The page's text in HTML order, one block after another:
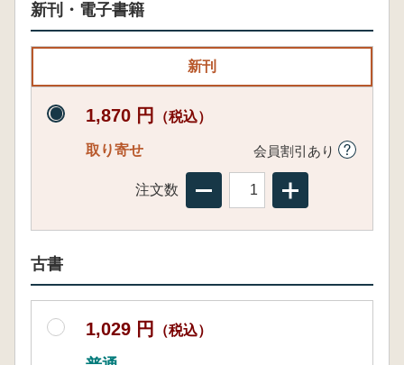
新刊・電子書籍
新刊
1,870 円 （税込）
取り寄せ 会員割引あり
注文数
古書
1,029 円 （税込）